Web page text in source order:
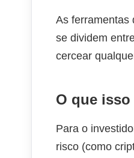
As ferramentas
se dividem
cercear
O que
Para o
risco (como